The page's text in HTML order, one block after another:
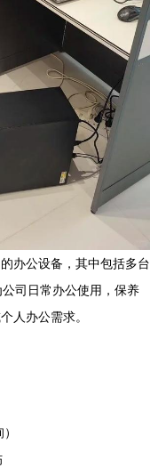
办公设备，其中包括多台
司日常办公使用，保养
人办公需求。